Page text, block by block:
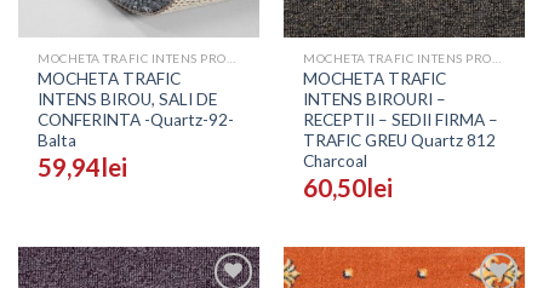
MOCHETA TRAFIC
INTENS BIROU, SALI DE
CONFERINTA -Quartz-92-
Balta
59,94lei
MOCHETA TRAFIC
INTENS BIROURI –
RECEPTII – SEDII FIRMA –
TRAFIC GREU Quartz 812
Charcoal
60,50lei